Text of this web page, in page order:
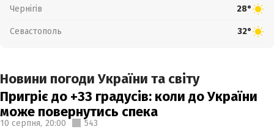
Чернігів 28°
Севастополь 32°
Новини погоди України та світу
Пригріє до +33 градусів: коли до України
може повернутись спека
10 серпня, 20:00 543